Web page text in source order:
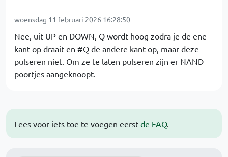
Lees voor iets toe te voegen eerst de FAQ.
woensdag 11 februari 2026 16:28:50
Nee, uit UP en DOWN, Q wordt hoog zodra je de ene
kant op draait en #Q de andere kant op, maar deze
pulseren niet. Om ze te laten pulseren zijn er NAND
poortjes aangeknoopt.